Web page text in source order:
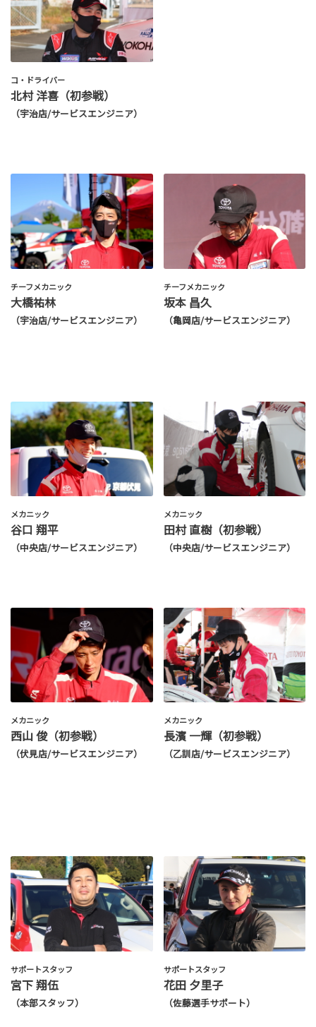
コ・ドライバー
北村 洋喜（初参戦）
（宇治店/サービスエンジニア）
チーフメカニック
大橋祐林
（宇治店/サービスエンジニア）
チーフメカニック
坂本 昌久
（亀岡店/サービスエンジニア）
メカニック
谷口 翔平
（中央店/サービスエンジニア）
メカニック
田村 直樹（初参戦）
（中央店/サービスエンジニア）
メカニック
西山 俊（初参戦）
（伏見店/サービスエンジニア）
メカニック
長濱 一輝（初参戦）
（乙訓店/サービスエンジニア）
サポートスタッフ
宮下 翔伍
（本部スタッフ）
サポートスタッフ
花田 夕里子
（佐藤選手サポート）